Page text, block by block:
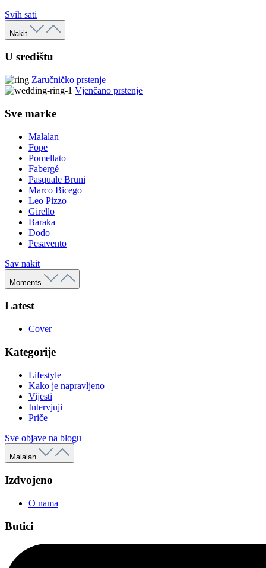
Svih sati
Nakit
U središtu
Zaručničko prstenje
Vjenčano prstenje
Sve marke
Malalan
Fope
Pomellato
Fabergé
Pasquale Bruni
Marco Bicego
Leo Pizzo
Girello
Baraka
Dodo
Pesavento
Sav nakit
Moments
Latest
Cover
Kategorije
Lifestyle
Kako je napravljeno
Vijesti
Intervjuji
Priče
Sve objave na blogu
Malalan
Izdvojeno
O nama
Butici